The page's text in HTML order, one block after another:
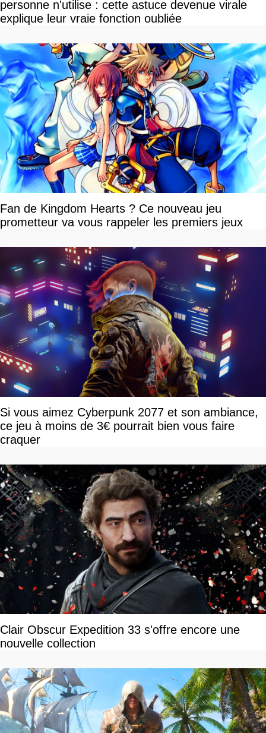
personne n'utilise : cette astuce devenue virale
explique leur vraie fonction oubliée
Fan de Kingdom Hearts ? Ce nouveau jeu
prometteur va vous rappeler les premiers jeux
Si vous aimez Cyberpunk 2077 et son ambiance,
ce jeu à moins de 3€ pourrait bien vous faire
craquer
Clair Obscur Expedition 33 s'offre encore une
nouvelle collection